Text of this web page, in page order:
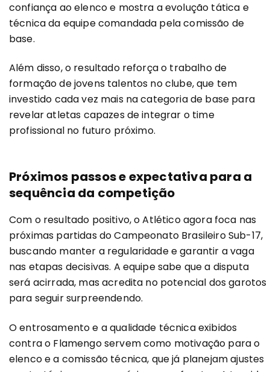
confiança ao elenco e mostra a evolução tática e
técnica da equipe comandada pela comissão de
base.
Além disso, o resultado reforça o trabalho de
formação de jovens talentos no clube, que tem
investido cada vez mais na categoria de base para
revelar atletas capazes de integrar o time
profissional no futuro próximo.
Próximos passos e expectativa para a
sequência da competição
Com o resultado positivo, o Atlético agora foca nas
próximas partidas do Campeonato Brasileiro Sub-17,
buscando manter a regularidade e garantir a vaga
nas etapas decisivas. A equipe sabe que a disputa
será acirrada, mas acredita no potencial dos garotos
para seguir surpreendendo.
O entrosamento e a qualidade técnica exibidos
contra o Flamengo servem como motivação para o
elenco e a comissão técnica, que já planejam ajustes